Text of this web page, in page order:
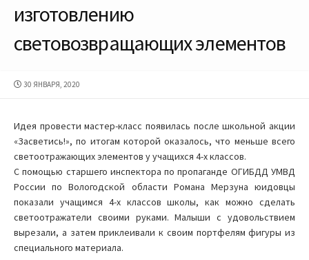
изготовлению
световозвращающих элементов
ДАТА
30 ЯНВАРЯ, 2020
Идея провести мастер-класс появилась после школьной акции
«Засветись!», по итогам которой оказалось, что меньше всего
светоотражающих элементов у учащихся 4-х классов.
С помощью старшего инспектора по пропаганде ОГИБДД УМВД
России по Вологодской области Романа Мерзуна юидовцы
показали учащимся 4-х классов школы, как можно сделать
светоотражатели своими руками. Малыши с удовольствием
вырезали, а затем приклеивали к своим портфелям фигуры из
специального материала.